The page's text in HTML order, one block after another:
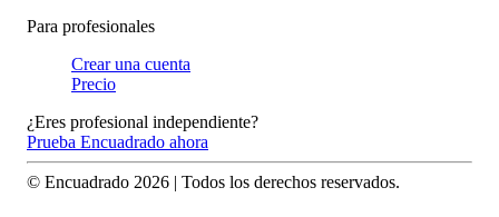
Para profesionales
Crear una cuenta
Precio
¿Eres profesional independiente?
Prueba Encuadrado ahora
© Encuadrado 2026 | Todos los derechos reservados.